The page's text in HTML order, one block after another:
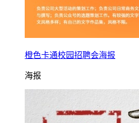
橙色卡通校园招聘会海报
海报